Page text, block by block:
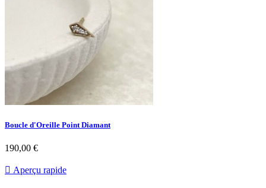
Boucle d'Oreille Point Diamant
Prix
190,00 €
 Aperçu rapide